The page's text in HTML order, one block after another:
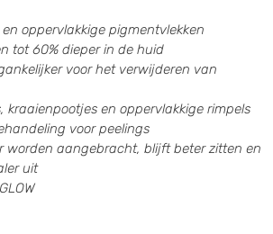
oppervlakkige pigmentvlekken
tot 60% dieper in de huid
voor het verwijderen van
kraaienpootjes en oppervlakkige rimpels
voor peelings
worden aangebracht, blijft beter zitten en
uit